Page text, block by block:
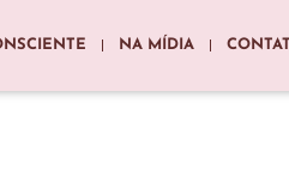
NA MÍDIA